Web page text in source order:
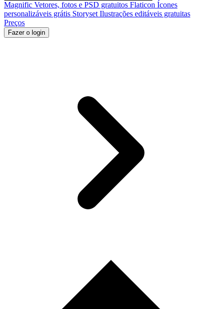
Magnific Vetores, fotos e PSD gratuitos Flaticon Ícones
personalizáveis grátis Storyset Ilustrações editáveis gratuitas
Preços
Fazer o login